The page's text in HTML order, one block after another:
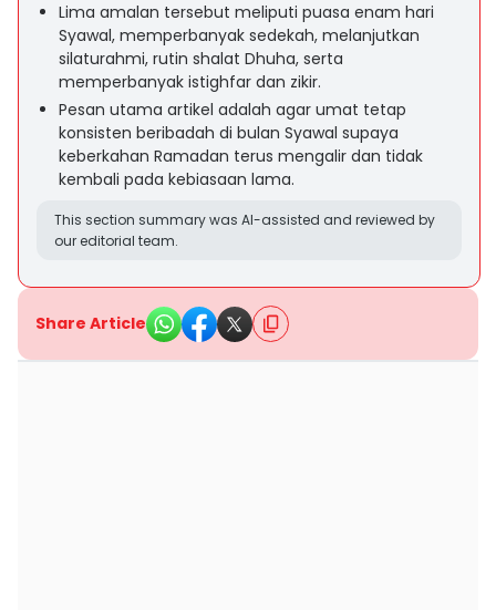
Lima amalan tersebut meliputi puasa enam hari
Syawal, memperbanyak sedekah, melanjutkan
silaturahmi, rutin shalat Dhuha, serta
memperbanyak istighfar dan zikir.
Pesan utama artikel adalah agar umat tetap
konsisten beribadah di bulan Syawal supaya
keberkahan Ramadan terus mengalir dan tidak
kembali pada kebiasaan lama.
This section summary was AI-assisted and reviewed by
our editorial team.
Share Article